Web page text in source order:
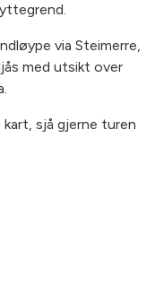
via Steimerre,
med utsikt over
sjå gjerne turen